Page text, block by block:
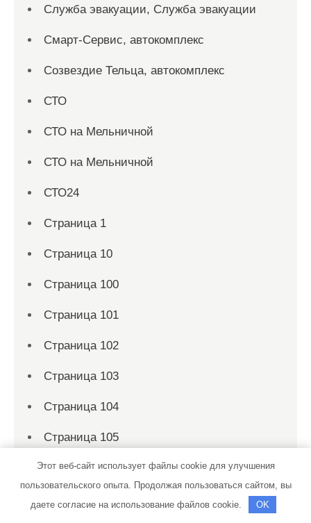
Служба эвакуации, Служба эвакуации
Смарт-Сервис, автокомплекс
Созвездие Тельца, автокомплекс
СТО
СТО на Мельничной
СТО на Мельничной
СТО24
Страница 1
Страница 10
Страница 100
Страница 101
Страница 102
Страница 103
Страница 104
Страница 105
Страница 106
Этот веб-сайт использует файлы cookie для улучшения
пользовательского опыта. Продолжая пользоваться сайтом, вы
даете согласие на использование файлов cookie.
OK